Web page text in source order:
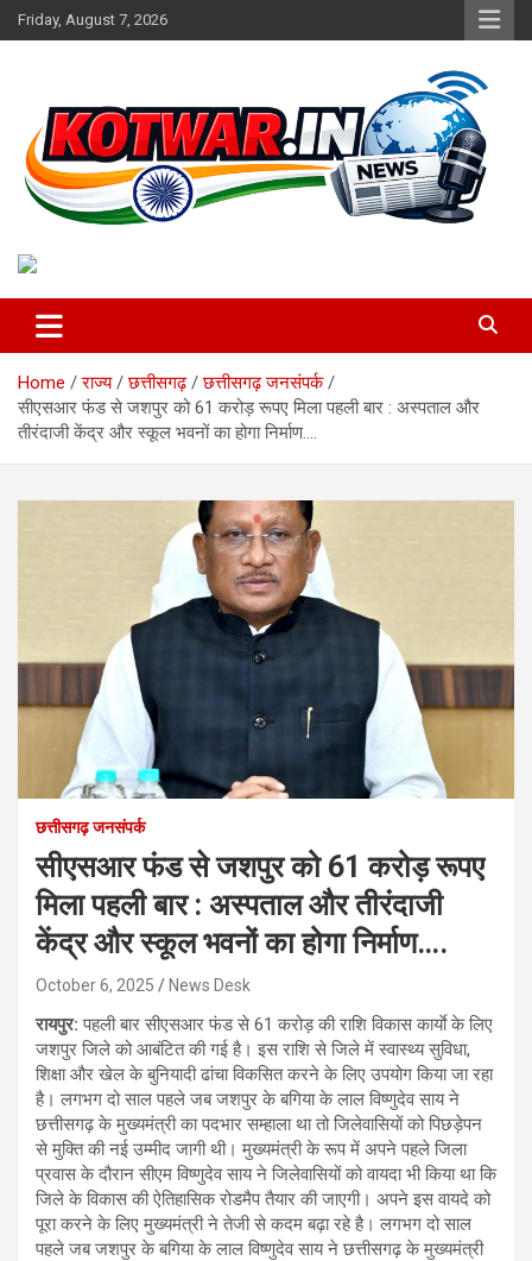
Skip
to
Friday, August 7, 2026
kotwar.in
Home राज्य छत्तीसगढ़
छत्तीसगढ़ जनसंपर्क
सीएसआर फंड से जशपुर को 61 करोड़ रूपए मिला पहली बार : अस्पताल और
तीरंदाजी केंद्र और स्कूल भवनों का होगा निर्माण….
छत्तीसगढ़ जनसंपर्क
सीएसआर फंड से जशपुर को 61 करोड़ रूपए
मिला पहली बार : अस्पताल और तीरंदाजी
केंद्र और स्कूल भवनों का होगा निर्माण….
October 6, 2025 News Desk
रायपुर: पहली बार सीएसआर फंड से 61 करोड़ की राशि विकास कार्याे के लिए
जशपुर जिले को आबंटित की गई है। इस राशि से जिले में स्वास्थ्य सुविधा,
शिक्षा और खेल के बुनियादी ढांचा विकसित करने के लिए उपयोग किया जा रहा
है। लगभग दो साल पहले जब जशपुर के बगिया के लाल विष्णुदेव साय ने
छत्तीसगढ़ के मुख्यमंत्री का पदभार सम्हाला था तो जिलेवासियों को पिछड़ेपन
से मुक्ति की नई उम्मीद जागी थी। मुख्यमंत्री के रूप में अपने पहले जिला
प्रवास के दौरान सीएम विष्णुदेव साय ने जिलेवासियों को वायदा भी किया था कि
जिले के विकास की ऐतिहासिक रोडमैप तैयार की जाएगी। अपने इस वायदे को
पूरा करने के लिए मुख्यमंत्री ने तेजी से कदम बढ़ा रहे है। लगभग दो साल
पहले जब जशपुर के बगिया के लाल विष्णुदेव साय ने छत्तीसगढ़ के मुख्यमंत्री